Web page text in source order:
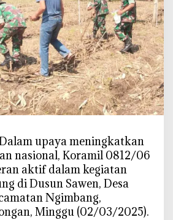
upaya meningkatkan
nasional, Koramil 0812/06
aktif dalam kegiatan
di Dusun Sawen, Desa
Ngimbang,
Minggu (02/03/2025).